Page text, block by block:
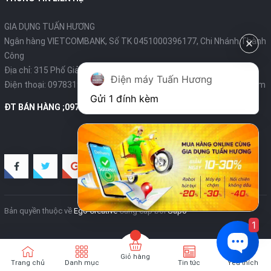
GIA DỤNG TUẤN HƯƠNG
Ngân hàng VIETCOMBANK, Số TK 0451000396177, Chi Nhánh Thành
Công
Địa chỉ: 315 Phố Giảng Võ - Ba Đình - Hà Nội
Điện thoại: 0978319375- Email:diengiadungtuanhuong@gmail.com
ĐT BÁN HÀNG ;0978319375
Bản quyền thuộc về Ego Creative Cung cấp bởiSapo
Trang chủ Danh mục
Giỏ hàng
Tin tức Yêu thích
Điện máy Tuấn Hương
Gửi 1 đính kèm
1